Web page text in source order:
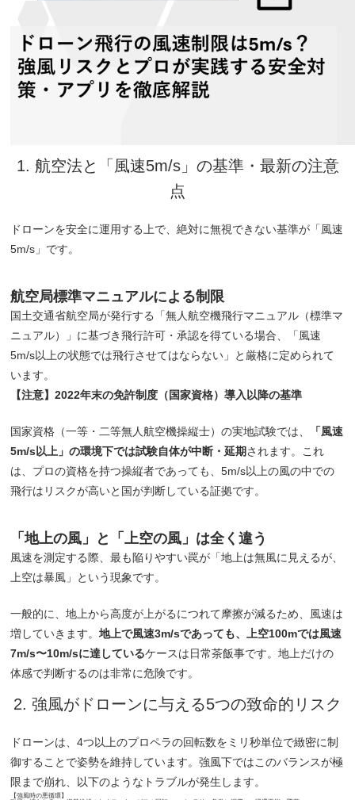
1. 航空法と「風速5m/s」の基準・最新の注意
点
ドローンを安全に運用する上で、絶対に無視できない基準が「風速
5m/s」です。
航空局標準マニュアルによる制限
国土交通省航空局が発行する「無人航空機飛行マニュアル（標準マ
ニュアル）」に基づき飛行許可・承認を得ている場合、「風速
5m/s以上の状態では飛行させてはならない」と厳格に定められて
います。
【注意】2022年末の免許制度（国家資格）導入以降の基準
国家資格（一等・二等無人航空機操縦士）の実地試験では、
「風速
5m/s以上」の環境下では試験自体が中断・延期されます。これ
は、プロの資格を持つ操縦者であっても、5m/s以上の風の中での
飛行はリスクが高いと国が判断している証拠です。
「地上の風」と「上空の風」は全く違う
風速を測定する際、最も陥りやすい罠が「地上は無風に見えるが、
上空は暴風」という現象です。
一般的に、地上から高度が上がるにつれて摩擦が減るため、風速は
増していきます。地上で風速3m/sであっても、上空100mでは風速
7m/s〜10m/sに達しているケースは日常茶飯事です。地上だけの
体感で判断するのは非常に危険です。
2. 強風がドローンに与える5つの致命的リスク
ドローンは、4つ以上のプロペラの回転数をミリ秒単位で緻密に制
御することで姿勢を維持しています。強風下ではこのバランスが極
限まで崩れ、以下のようなトラブルが発生します。
【強風時の悪循環】